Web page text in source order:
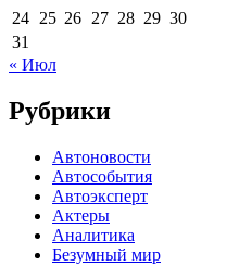
24 25 26 27 28 29 30
31
« Июл
Рубрики
Автоновости
Автособытия
Автоэксперт
Актеры
Аналитика
Безумный мир